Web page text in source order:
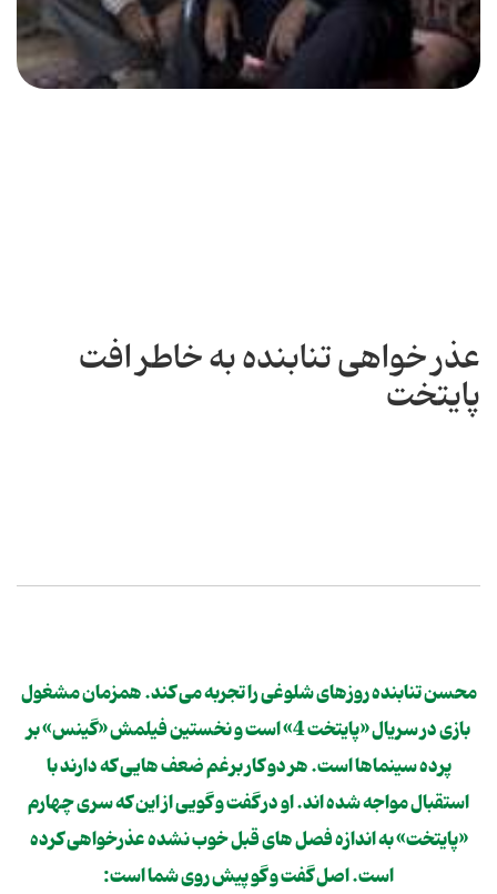
عذر خواهی تنابنده به خاطر افت
پایتخت
محسن تنابنده روزهای شلوغی را تجربه می کند. همزمان مشغول
بازی در سریال «پایتخت 4» است و نخستین فیلمش «گینس» بر
پرده سینماها است. هر دو کار برغم ضعف هایی که دارند با
استقبال مواجه شده اند. او در گفت و گویی از این که سری چهارم
«پایتخت» به اندازه فصل های قبل خوب نشده عذرخواهی کرده
است. اصل گفت و گو پیش روی شما است: